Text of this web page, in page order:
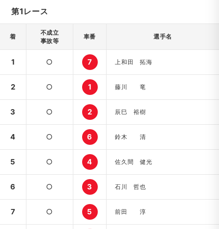
第1レース
着
不成立
事故等
車番 選手名
1 ○ 7 上和田 拓海
2 ○ 1 藤川 竜
3 ○ 2 辰巳 裕樹
4 ○ 6 鈴木 清
5 ○ 4 佐久間 健光
6 ○ 3 石川 哲也
7 ○ 5 前田 淳